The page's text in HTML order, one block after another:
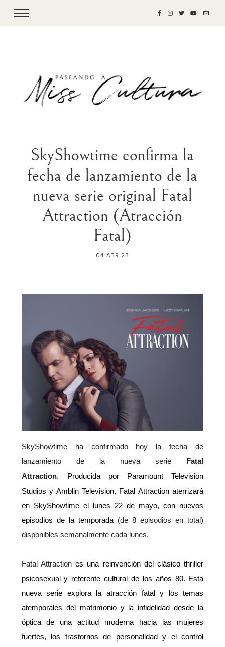
SkyShowtime confirma la
fecha de lanzamiento de la
nueva serie original Fatal
Attraction (Atracción
Fatal)
04 ABR 23
SkyShowtime ha confirmado hoy la fecha de
lanzamiento de la nueva serie
Fatal
Attraction.
Producida por Paramount Television
Studios y Amblin Television, Fatal Attraction aterrizará
en SkyShowtime el lunes 22 de mayo, con nuevos
episodios de la temporada (de 8 episodios en total)
disponibles semanalmente cada lunes.
Fatal Attractiones una reinvención del clásico thriller
psicosexual y referente cultural de los años 80. Esta
nueva serie explora la atracción fatal y los temas
atemporales del matrimonio y la infidelidad desde la
óptica de una actitud moderna hacia las mujeres
fuertes, los trastornos de personalidad y el control